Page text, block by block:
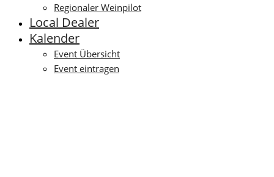
Regionaler Weinpilot
Local Dealer
Kalender
Event Übersicht
Event eintragen